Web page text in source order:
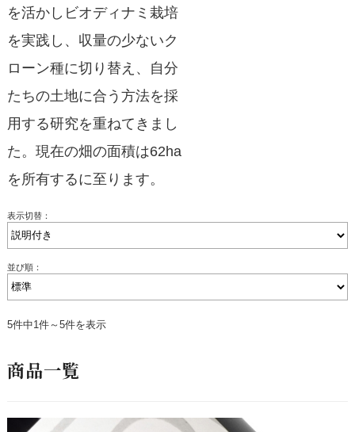
を活かしビオディナミ栽培
を実践し、収量の少ないク
ローン種に切り替え、自分
たちの土地に合う方法を採
用する研究を重ねてきまし
た。現在の畑の面積は62ha
を所有するに至ります。
表示切替：
並び順：
5件中1件～5件を表示
商品一覧